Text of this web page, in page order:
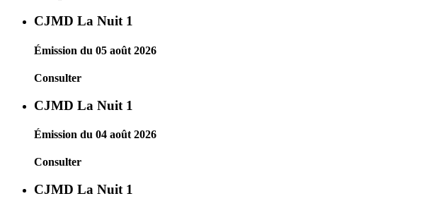
CJMD La Nuit 1
Émission du 05 août 2026
Consulter
CJMD La Nuit 1
Émission du 04 août 2026
Consulter
CJMD La Nuit 1